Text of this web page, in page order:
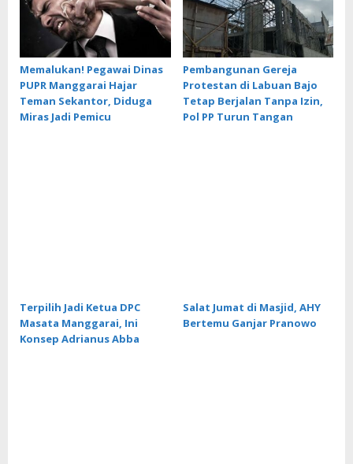
Memalukan! Pegawai Dinas
PUPR Manggarai Hajar
Teman Sekantor, Diduga
Miras Jadi Pemicu
Pembangunan Gereja
Protestan di Labuan Bajo
Tetap Berjalan Tanpa Izin,
Pol PP Turun Tangan
Terpilih Jadi Ketua DPC
Masata Manggarai, Ini
Konsep Adrianus Abba
Salat Jumat di Masjid, AHY
Bertemu Ganjar Pranowo